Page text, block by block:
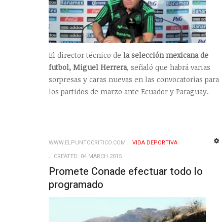
El director técnico de la selección mexicana de
futbol, Miguel Herrera, señaló que habrá varias
sorpresas y caras nuevas en las convocatorias para
los partidos de marzo ante Ecuador y Paraguay.
WWW.ELPUNTOCRITICO.COM
VIDA DEPORTIVA
CREATED: 04 MARCH 2015
Promete Conade efectuar todo lo
programado